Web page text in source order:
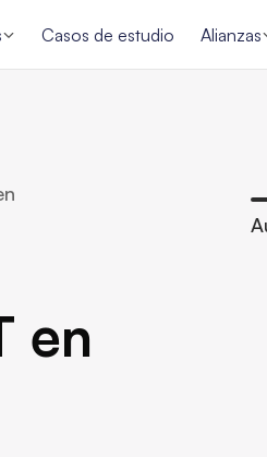
Casos de estudio Alianzas
en